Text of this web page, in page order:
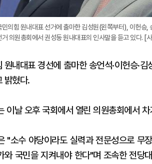
민의힘 원내대표 선거에 출마한 김성원(왼쪽부터), 이헌승
거 의원총회에서 권성동 원내대표의 인사말을 듣고 있다. [
원내대표 경선에 출마한 송언석·이헌승·
밝혔다.
이날 오후 국회에서 열린 의원총회에서
"소수 야당이라도 실력과 전문성으로 무
와 국민을 지켜내야 한다"며 조속한 전당